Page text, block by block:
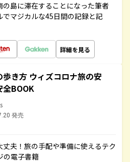
島に滞在することになった筆者
マジカルな45日間の記録と記
詳細を見る
歩き方 ウィズコロナ旅の安
全BOOK
発売
夫！旅の手配や準備に使えるテク
の電子書籍